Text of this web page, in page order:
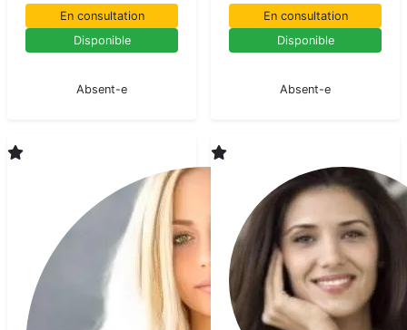
En consultation
Disponible
Absent-e
En consultation
Disponible
Absent-e